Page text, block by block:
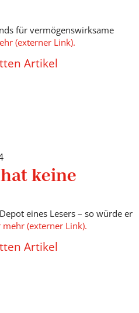
für vermögenswirksame
(externer Link).
Artikel
keine
eines Lesers – so würde er
mehr (externer Link).
Artikel